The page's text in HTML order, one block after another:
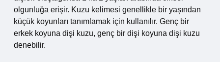
olgunluğa erişir. Kuzu kelimesi genellikle bir yaşından
küçük koyunları tanımlamak için kullanılır. Genç bir
erkek koyuna dişi kuzu, genç bir dişi koyuna dişi kuzu
denebilir.